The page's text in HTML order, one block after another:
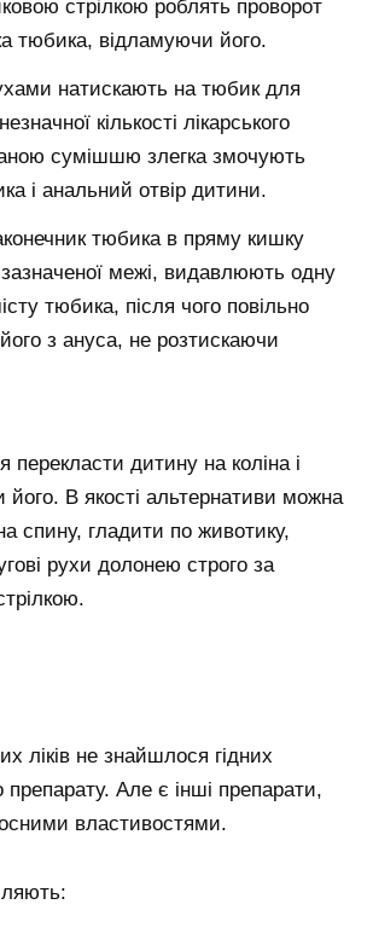
стрілкою роблять проворот
тюбика, відламуючи його.
натискають на тюбик для
кількості лікарського
сумішшю злегка змочують
і анальний отвір дитини.
тюбика в пряму кишку
межі, видавлюють одну
тюбика, після чого повільно
з ануса, не розтискаючи
перекласти дитину на коліна і
його. В якості альтернативи можна
спину, гладити по животику,
рухи долонею строго за
ліків не знайшлося гідних
препарату. Але є інші препарати,
властивостями.